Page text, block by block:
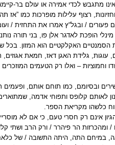
מתגבש לכדי אמירה או עולם בר-
רצוף עלילות מופרכות כמו
פעורים / ובגל“ץ אמרו את התחזית /
האקלקטיים הוא המזון. בכל
גלידת האגן דאז, חמאת אגוזים,
ובסיומם, כמו תוחם אותם,
לאותם קלופס ותפוחי אדמה,
הר פיהרר / ורק הרב ושתי
אה, במיחם התה, היתה התשובה / של